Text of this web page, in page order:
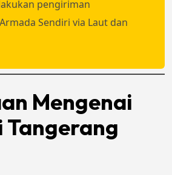
pengiriman
Sendiri via Laut dan
Mengenai
Tangerang